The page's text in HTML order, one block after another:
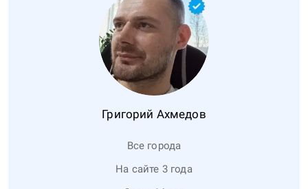
Григорий Ахмедов
Все города
На сайте 3 года